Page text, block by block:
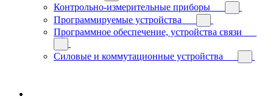
Контрольно-измерительные приборы
Программируемые устройства
Программное обеспечение, устройства связи
Силовые и коммутационные устройства